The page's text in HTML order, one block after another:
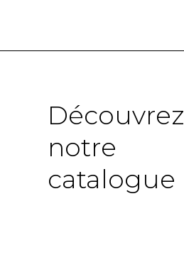
Découvrez
notre
catalogue